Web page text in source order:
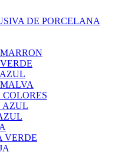
DE PORCELANA
AZUL
VERDE